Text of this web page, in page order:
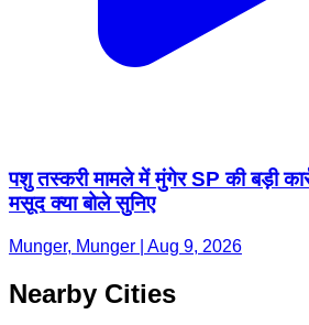
पशु तस्करी मामले में मुंगेर SP की बड़ी
मसूद क्या बोले सुनिए
Munger, Munger | Aug 9, 2026
Nearby Cities